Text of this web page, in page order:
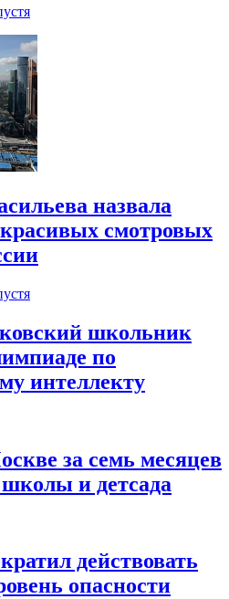
назвала
смотровых
школьник
по
интеллекту
за семь месяцев
и детсада
действовать
опасности